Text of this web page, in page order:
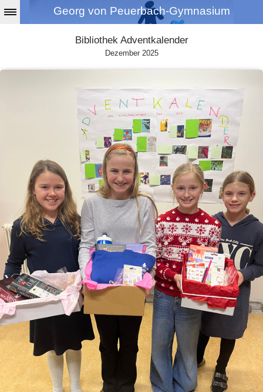
Georg von Peuerbach-Gymnasium
Bibliothek Adventkalender
Dezember 2025